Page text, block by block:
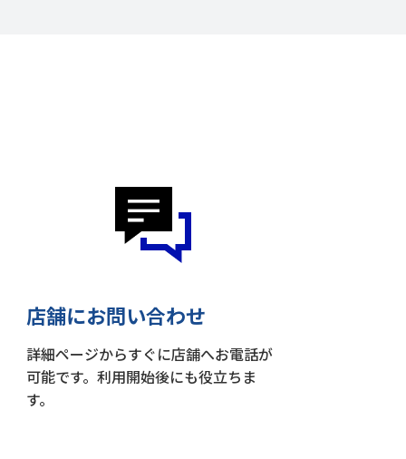
店舗にお問い合わせ
詳細ページからすぐに店舗へお電話が
可能です。利用開始後にも役立ちま
す。